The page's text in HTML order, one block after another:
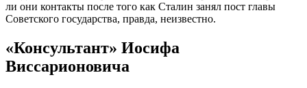
ли они контакты после того как Сталин занял пост главы
Советского государства, правда, неизвестно.
«Консультант» Иосифа
Виссарионовича